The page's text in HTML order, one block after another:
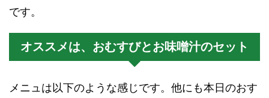
です。
オススメは、おむすびとお味噌汁のセット
メニュは以下のような感じです。他にも本日のおす